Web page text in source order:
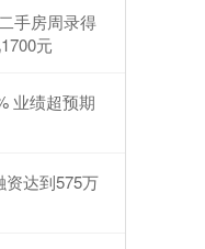
手房周录得
元
业绩超预期
资达到575万